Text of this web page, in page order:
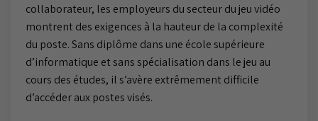
collaborateur, les employeurs du secteur du jeu vidéo
montrent des exigences à la hauteur de la complexité
du poste. Sans diplôme dans une école supérieure
d’informatique et sans spécialisation dans le jeu au
cours des études, il s’avère extrêmement difficile
d’accéder aux postes visés.